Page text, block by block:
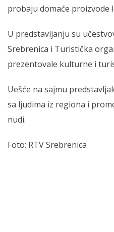
probaju domaće
U predstavljanju su
Srebrenica i Turistička
prezentovale kulturne i
Uešće na sajmu
sa ljudima iz regiona i
nudi.
Foto: RTV Srebrenica